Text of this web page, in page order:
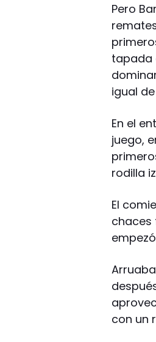
Pero
tapada
igual
En el
juego,
rodilla
El
chaces
con un